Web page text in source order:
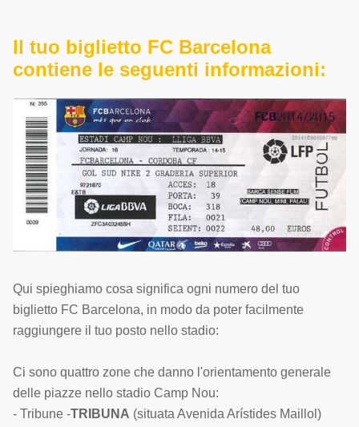
Il tuo biglietto FC Barcelona
contiene le seguenti informazioni:
Qui spieghiamo cosa significa ogni numero del tuo
biglietto FC Barcelona, ​​in modo da poter facilmente
raggiungere il tuo posto nello stadio:
Ci sono quattro zone che danno l'orientamento generale
delle piazze nello stadio Camp Nou:
- Tribune -TRIBUNA (situata Avenida Arístides Maillol)